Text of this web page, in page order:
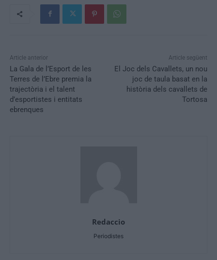
Article anterior
La Gala de l’Esport de les
Terres de l’Ebre premia la
trajectòria i el talent
d’esportistes i entitats
ebrenques
Article següent
El Joc dels Cavallets, un nou
joc de taula basat en la
història dels cavallets de
Tortosa
Redaccio
Periodistes